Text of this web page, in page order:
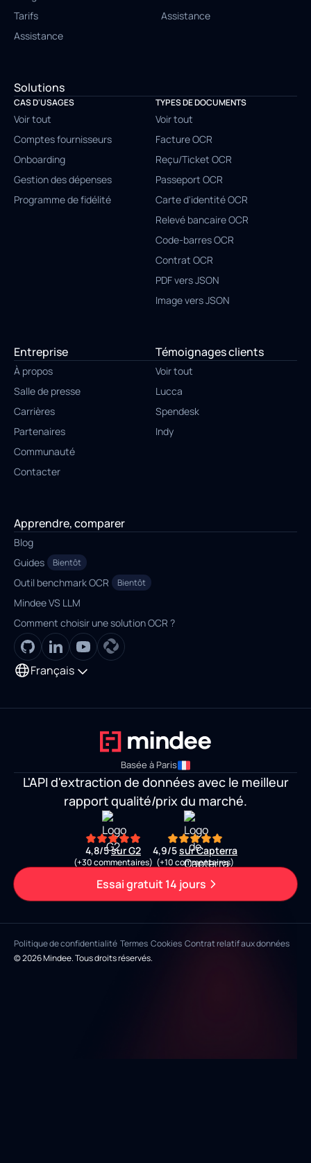
Tarifs
Assistance
Solutions
CAS D'USAGES
Voir tout
Comptes fournisseurs
Onboarding
Gestion des dépenses
Programme de fidélité
TYPES DE DOCUMENTS
Voir tout
Facture OCR
Reçu/Ticket OCR
Passeport OCR
Carte d'identité OCR
Relevé bancaire OCR
Code-barres OCR
Contrat OCR
PDF vers JSON
Image vers JSON
Assistance
Entreprise
À propos
Salle de presse
Carrières
Partenaires
Communauté
Contacter
Témoignages clients
Voir tout
Lucca
Spendesk
Indy
Apprendre, comparer
Blog
Guides
Bientôt
Outil benchmark OCR Bientôt
Mindee VS LLM
Comment choisir une solution OCR ?
Français
Basée à Paris
L'API d'extraction de données avec le meilleur
rapport qualité/prix du marché.
4,8/5sur G2
(+30 commentaires)
4,9/5sur Capterra
(+10 commentaires)
Essai gratuit 14 jours
© 2026 Mindee. Tous droits réservés.
Politique de confidentialité Termes Cookies Contrat relatif aux données